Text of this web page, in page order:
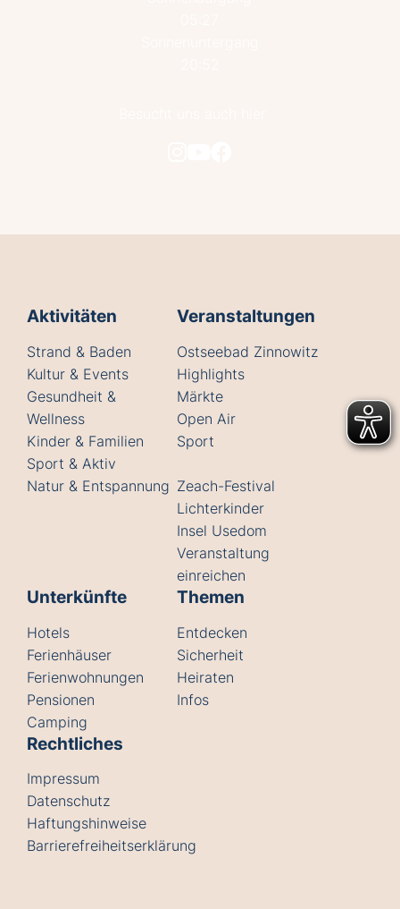
Aktivitäten
Strand & Baden
Kultur & Events
Gesundheit &
Wellness
Kinder & Familien
Sport & Aktiv
Natur & Entspannung
Veranstaltungen
Ostseebad Zinnowitz
Highlights
Märkte
Open Air
Sport
Zeach-Festival
Lichterkinder
Insel Usedom
Veranstaltung
einreichen
Unterkünfte
Hotels
Ferienhäuser
Ferienwohnungen
Pensionen
Camping
Themen
Entdecken
Sicherheit
Heiraten
Infos
Rechtliches
Impressum
Datenschutz
Haftungshinweise
Barrierefreiheitserklärung